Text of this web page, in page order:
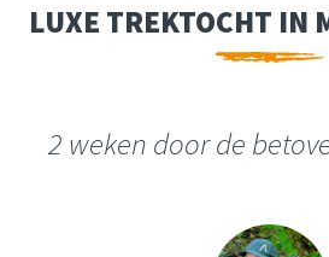
LUXE TREKTOCHT IN
2 weken door de